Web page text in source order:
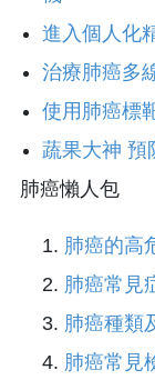
進入個人化
治療肺癌多
使用肺癌標
蔬果大神 預
肺癌懶人包
肺癌的高
肺癌常見
肺癌種類
肺癌常見